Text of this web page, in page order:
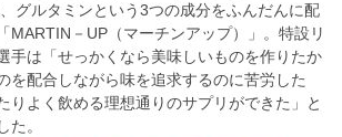
グルタミンという3つの成分をふんだんに配
MARTIN－UP（マーチンアップ）」。特設リ
手は「せっかくなら美味しいものを作りたか
を配合しながら味を追求するのに苦労した
りよく飲める理想通りのサプリができた」と
た。